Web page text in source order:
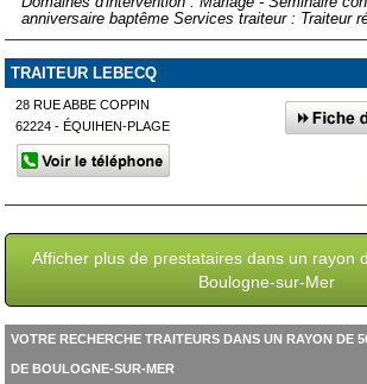
anniversaire baptême Services traiteur : Traiteur
TRAITEUR LEBECQ
28 RUE ABBE COPPIN
62224 - ÉQUIHEN-PLAGE
Afficher plus de prestataires dans un rayon
Boulogne-sur-Mer
VOTRE RECHERCHE TRAITEURS DANS UN RAYON DE
DE BOULOGNE-SUR-MER